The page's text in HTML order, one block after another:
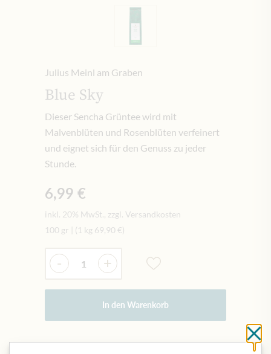
Julius Meinl am Graben
Blue Sky
Dieser Sencha Grüntee wird mit
Malvenblüten und Rosenblüten verfeinert
und eignet sich für den Genuss zu jeder
Stunde.
6,99 €
inkl. 20% MwSt., zzgl. Versandkosten
100 gr
(1 kg 69,90 €)
Menge
- +
In den Warenkorb